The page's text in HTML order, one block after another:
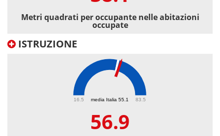
Metri quadrati per occupante nelle abitazioni
occupate
ISTRUZIONE
media Italia 55.1
16.5 83.5
56.9